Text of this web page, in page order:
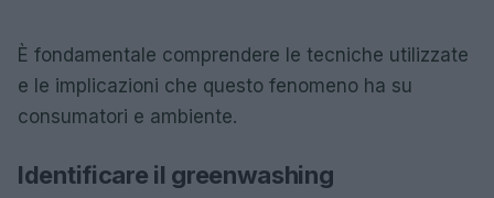
È fondamentale comprendere le tecniche utilizzate
e le implicazioni che questo fenomeno ha su
consumatori e ambiente.
Identificare il greenwashing